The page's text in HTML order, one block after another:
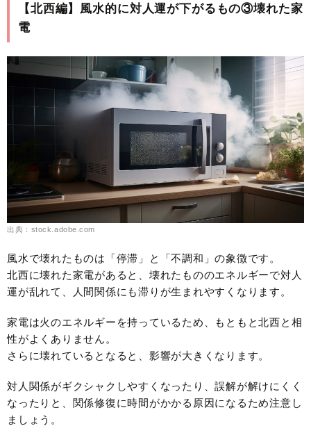
【北西編】風水的に対人運が下がるもの③壊れた家
電
出典：stock.adobe.com
風水で壊れたものは「停滞」と「不調和」の象徴です。
北西に壊れた家電があると、壊れたもののエネルギーで対人
運が乱れて、人間関係にも滞りが生まれやすくなります。
家電は火のエネルギーを持っているため、もともと北西と相
性がよくありません。
さらに壊れているとなると、影響が大きくなります。
対人関係がギクシャクしやすくなったり、誤解が解けにくく
なったりと、関係修復に時間がかかる原因になるため注意し
ましょう。